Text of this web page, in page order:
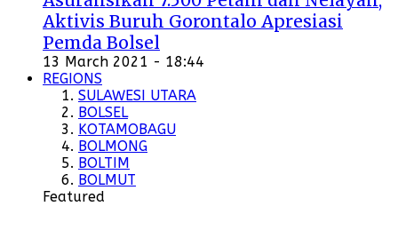
Aktivis Buruh Gorontalo Apresiasi
Pemda Bolsel
13 March 2021 - 18:44
REGIONS
SULAWESI UTARA
BOLSEL
KOTAMOBAGU
BOLMONG
BOLTIM
BOLMUT
Featured